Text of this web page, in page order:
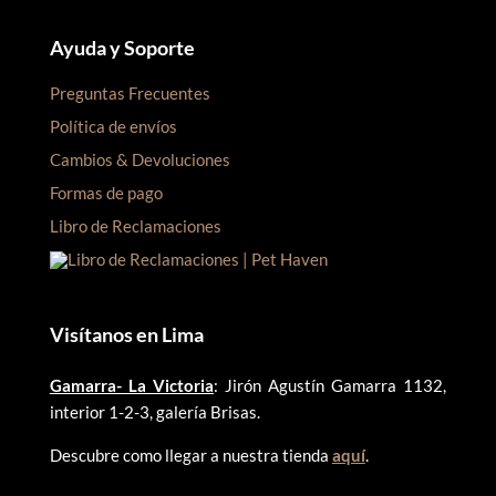
Ayuda y Soporte
Preguntas Frecuentes
Política de envíos
Cambios & Devoluciones
Formas de pago
Libro de Reclamaciones
Visítanos en Lima
Gamarra- La Victoria: Jirón Agustín Gamarra 1132,
interior 1-2-3, galería Brisas.
Descubre como llegar a nuestra tienda aquí.